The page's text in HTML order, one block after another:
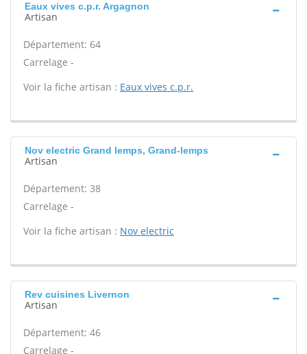
Eaux vives c.p.r. Argagnon
Artisan
Département: 64
Carrelage -
Voir la fiche artisan : Eaux vives c.p.r.
Nov electric Grand lemps, Grand-lemps
Artisan
Département: 38
Carrelage -
Voir la fiche artisan : Nov electric
Rev cuisines Livernon
Artisan
Département: 46
Carrelage -